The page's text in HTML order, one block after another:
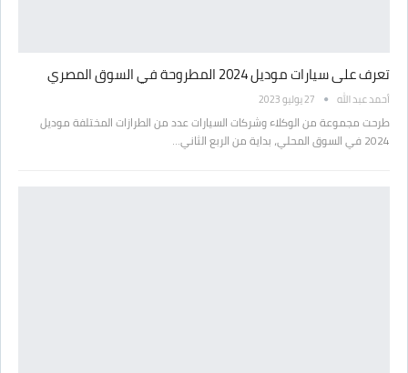
تعرف على سيارات موديل 2024 المطروحة في السوق المصري
أحمد عبد الله 27 يوليو 2023
طرحت مجموعة من الوكلاء وشركات السيارات عدد من الطرازات المختلفة موديل
2024 في السوق المحلي، بداية من الربع الثاني…